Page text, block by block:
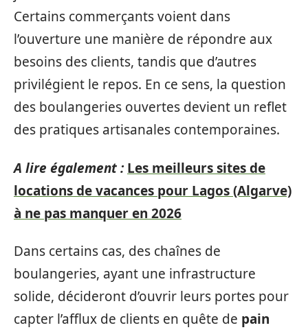
Certains commerçants voient dans
l’ouverture une manière de répondre aux
besoins des clients, tandis que d’autres
privilégient le repos. En ce sens, la question
des boulangeries ouvertes devient un reflet
des pratiques artisanales contemporaines.
A lire également : Les meilleurs sites de
locations de vacances pour Lagos (Algarve)
à ne pas manquer en 2026
Dans certains cas, des chaînes de
boulangeries, ayant une infrastructure
solide, décideront d’ouvrir leurs portes pour
capter l’afflux de clients en quête de pain